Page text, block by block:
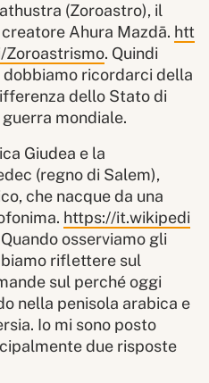
(Zoroastro), il
Ahura Mazdā. htt
Zoroastrismo. Quindi
ricordarci della
dello Stato di
mondiale.
Giudea e la
(regno di Salem),
che nacque da una
https://it.wikipedi
Quando osserviamo gli
riflettere sul
sul perché oggi
nella penisola arabica e
Io mi sono posto
due risposte